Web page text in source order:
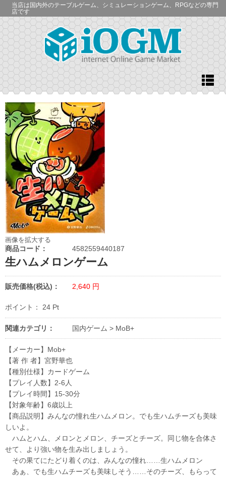
当店は国内外のテーブルゲーム、シミュレーションゲーム、RPGなどの専門
店です
画像を拡大する
商品コード： 4582559440187
生ハムメロンゲーム
販売価格(税込)： 2,640 円
ポイント： 24 Pt
関連カテゴリ： 国内ゲーム > MoB+
【メーカー】Mob+
【著 作 者】宮野華也
【種別仕様】カードゲーム
【プレイ人数】2-6人
【プレイ時間】15-30分
【対象年齢】6歳以上
【商品説明】みんなの憧れ生ハムメロン。でも生ハムチーズも美味
しいよ。
ハムとハム、メロンとメロン、チーズとチーズ。同じ物を合体さ
せて、より強い物を生み出しましょう。
その果てにたどり着くのは、みんなの憧れ……生ハムメロン
あぁ、でも生ハムチーズも美味しそう……そのチーズ、もらって